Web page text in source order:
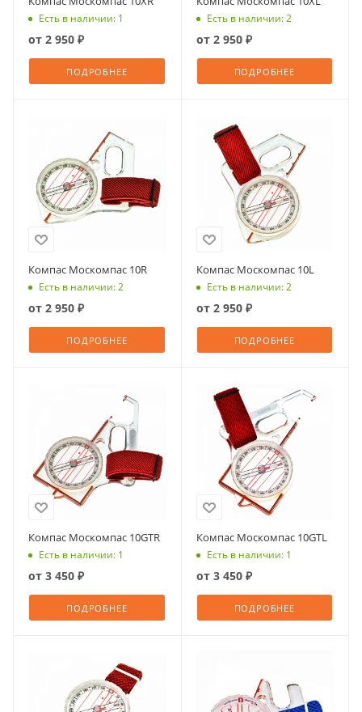
Есть в наличии: 1
от 2 950 ₽
ПОДРОБНЕЕ
Есть в наличии: 2
от 2 950 ₽
ПОДРОБНЕЕ
Компас Москомпас 10R
Есть в наличии: 2
от 2 950 ₽
ПОДРОБНЕЕ
Компас Москомпас 10L
Есть в наличии: 2
от 2 950 ₽
ПОДРОБНЕЕ
Компас Москомпас 10GTR
Есть в наличии: 1
от 3 450 ₽
ПОДРОБНЕЕ
Компас Москомпас 10GTL
Есть в наличии: 1
от 3 450 ₽
ПОДРОБНЕЕ